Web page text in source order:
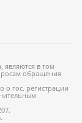
являются в том
обращения
о гос. регистрации